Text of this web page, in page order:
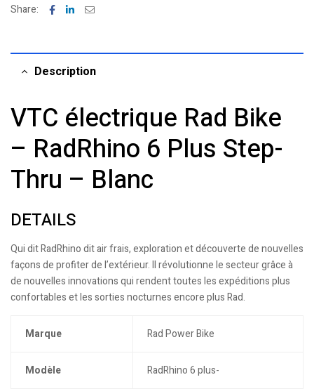
Share: Facebook
LinkedinEmail
Description
VTC électrique Rad Bike
– RadRhino 6 Plus Step-
Thru – Blanc
DETAILS
Qui dit RadRhino dit air frais, exploration et découverte de nouvelles
façons de profiter de l’extérieur. Il révolutionne le secteur grâce à
de nouvelles innovations qui rendent toutes les expéditions plus
confortables et les sorties nocturnes encore plus Rad.
Marque Rad Power Bike
Modèle RadRhino 6 plus-